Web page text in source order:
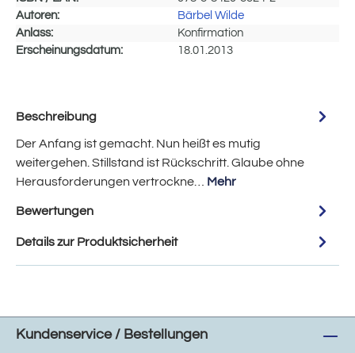
Autoren:
Bärbel Wilde
Anlass:
Konfirmation
Erscheinungsdatum:
18.01.2013
Beschreibung
Der Anfang ist gemacht. Nun heißt es mutig
weitergehen. Stillstand ist Rückschritt. Glaube ohne
Herausforderungen vertrockne… Mehr
Bewertungen
Details zur Produktsicherheit
Kundenservice / Bestellungen